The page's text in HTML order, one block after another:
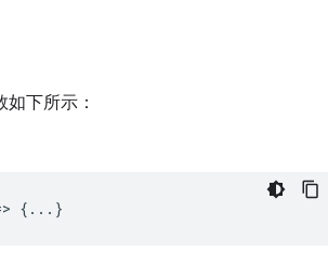
如下所示：
{...}